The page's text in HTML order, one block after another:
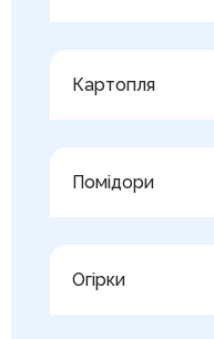
Картопля
Помідори
Огірки